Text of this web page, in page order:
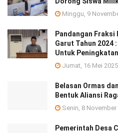
Minggu, 9
Pandangan Fraksi
Garut Tahun 2024
Untuk Peningkatan
Jumat, 16 Mei 2025
Belasan Ormas
Bentuk Aliansi
Senin, 8 November
Pemerintah Desa